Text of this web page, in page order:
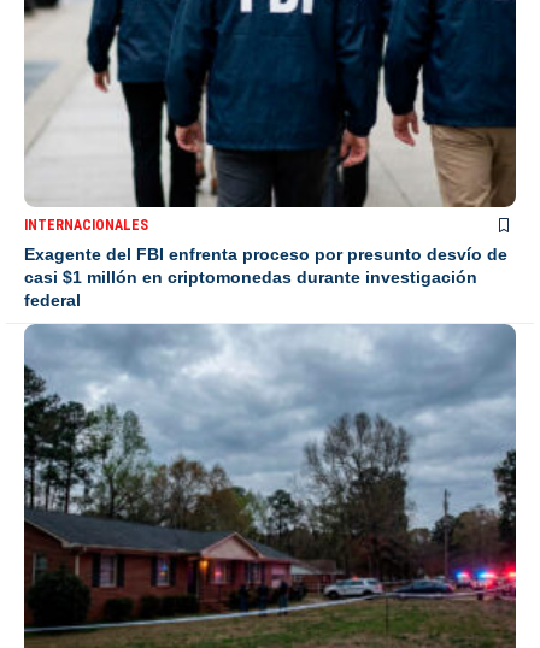
INTERNACIONALES
Exagente del FBI enfrenta proceso por presunto desvío de
casi $1 millón en criptomonedas durante investigación
federal